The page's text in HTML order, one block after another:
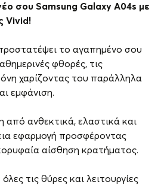
σου Samsung Galaxy A04s με
Vivid!
το αγαπημένο σου
φθορές, τις
χαρίζοντας του παράλληλα
εμφάνιση.
από ανθεκτικά, ελαστικά και
εφαρμογή προσφέροντας
αίσθηση κρατήματος.
τις θύρες και λειτουργίες